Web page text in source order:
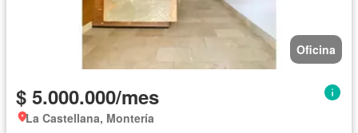
Oficina
$ 5.000.000/mes
La Castellana, Montería